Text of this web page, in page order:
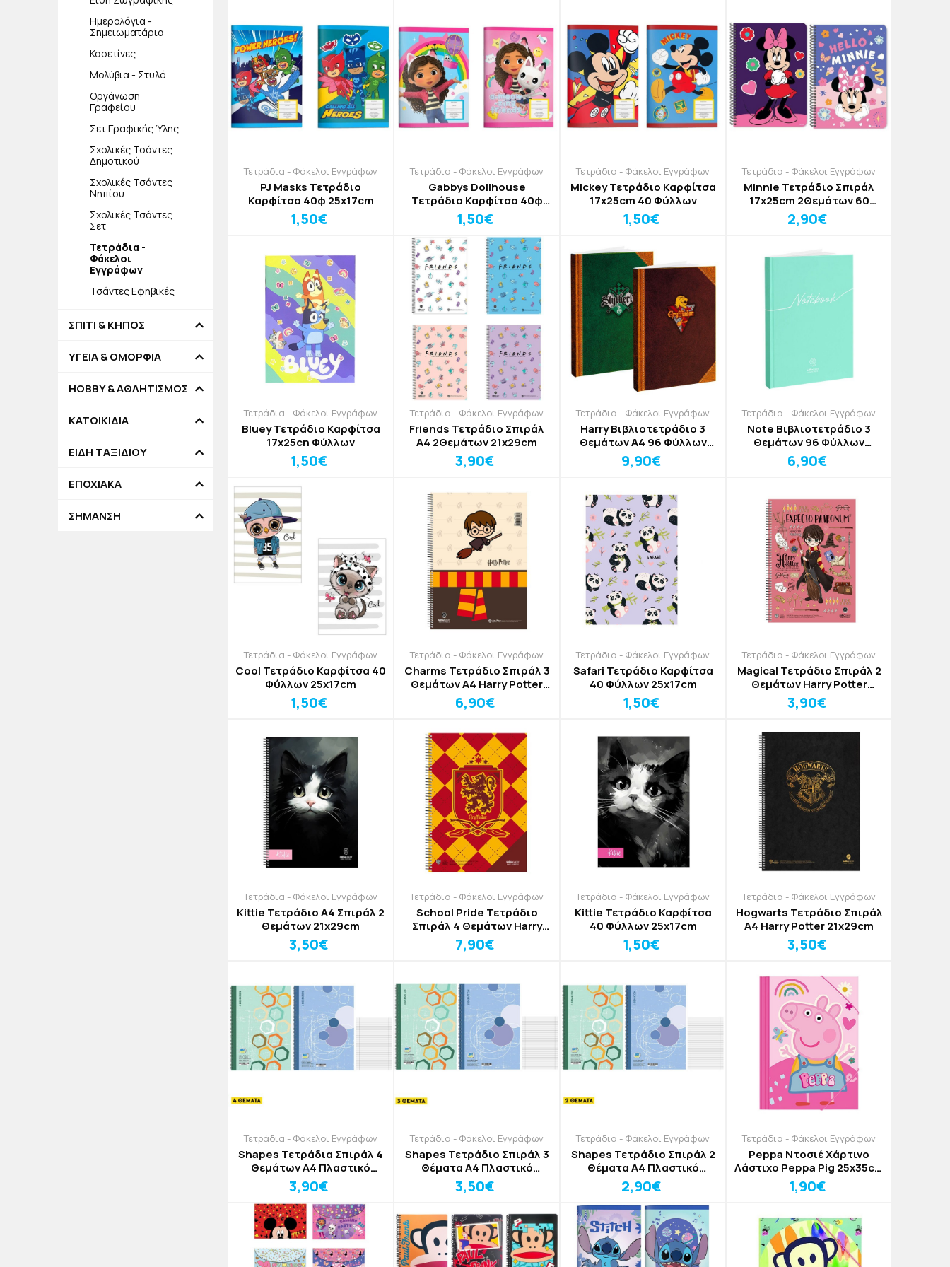
Τετράδια - Φάκελοι Εγγράφων
PJ Masks Τετράδιο
Καρφίτσα 40φ 25χ17cm
1,50€
Τετράδια - Φάκελοι Εγγράφων
Gabbys Dollhouse
Τετράδιο Καρφίτσα 40φ
25χ17cm
1,50€
Τετράδια - Φάκελοι Εγγράφων
Mickey Τετράδιο Καρφίτσα
17x25cm 40 Φύλλων
1,50€
Τετράδια - Φάκελοι Εγγράφων
Minnie Τετράδιο Σπιράλ
17x25cm 2Θεμάτων 60
Φύλλα
2,90€
Τετράδια - Φάκελοι Εγγράφων
Bluey Τετράδιο Καρφίτσα
17x25cn Φύλλων
1,50€
Τετράδια - Φάκελοι Εγγράφων
Friends Τετράδιο Σπιράλ
A4 2Θεμάτων 21x29cm
3,90€
Τετράδια - Φάκελοι Εγγράφων
Harry Βιβλιοτετράδιο 3
Θεμάτων Α4 96 Φύλλων
21,5x29,5cm
9,90€
Τετράδια - Φάκελοι Εγγράφων
Note Βιβλιοτετράδιο 3
Θεμάτων 96 Φύλλων
25x17cm
6,90€
Τετράδια - Φάκελοι Εγγράφων
Cool Τετράδιο Καρφίτσα 40
Φύλλων 25x17cm
1,50€
Τετράδια - Φάκελοι Εγγράφων
Charms Τετράδιο Σπιράλ 3
Θεμάτων Α4 Harry Potter
21x29cm
6,90€
Τετράδια - Φάκελοι Εγγράφων
Safari Τετράδιο Καρφίτσα
40 Φύλλων 25x17cm
1,50€
Τετράδια - Φάκελοι Εγγράφων
Magical Τετράδιο Σπιράλ 2
Θεμάτων Harry Potter
17x25cm
3,90€
Τετράδια - Φάκελοι Εγγράφων
Kittie Τετράδιο Α4 Σπιράλ 2
Θεμάτων 21x29cm
3,50€
Τετράδια - Φάκελοι Εγγράφων
School Pride Τετράδιο
Σπιράλ 4 Θεμάτων Harry
Potter 21x29cm
7,90€
Τετράδια - Φάκελοι Εγγράφων
Kittie Τετράδιο Καρφίτσα
40 Φύλλων 25x17cm
1,50€
Τετράδια - Φάκελοι Εγγράφων
Hogwarts Τετράδιο Σπιράλ
Α4 Harry Potter 21x29cm
3,50€
Τετράδια - Φάκελοι Εγγράφων
Shapes Τετράδια Σπιράλ 4
Θεμάτων A4 Πλαστικό
Εξώφυλλο
3,90€
Τετράδια - Φάκελοι Εγγράφων
Shapes Τετράδιο Σπιράλ 3
Θέματα Α4 Πλαστικό
Εξώφυλλο
3,50€
Τετράδια - Φάκελοι Εγγράφων
Shapes Τετράδιο Σπιράλ 2
Θέματα Α4 Πλαστικό
Εξώφυλλο
2,90€
Τετράδια - Φάκελοι Εγγράφων
Peppa Ντοσιέ Χάρτινο
Λάστιχο Peppa Pig 25x35cm
Ροζ
1,90€
Ημερολόγια -
Σημειωματάρια
Κασετίνες
Μολύβια - Στυλό
Οργάνωση
Γραφείου
Σετ Γραφικής Ύλης
Σχολικές Τσάντες
Δημοτικού
Σχολικές Τσάντες
Νηπίου
Σχολικές Τσάντες
Σετ
Τετράδια -
Φάκελοι
Εγγράφων
Τσάντες Εφηβικές
ΣΠΙΤΙ & ΚΗΠΟΣ
ΥΓΕΙΑ & ΟΜΟΡΦΙΑ
HOBBY & ΑΘΛΗΤΙΣΜΟΣ
ΚΑΤΟΙΚΙΔΙΑ
ΕΙΔΗ ΤΑΞΙΔΙΟΥ
ΕΠΟΧΙΑΚΑ
ΣΗΜΑΝΣΗ